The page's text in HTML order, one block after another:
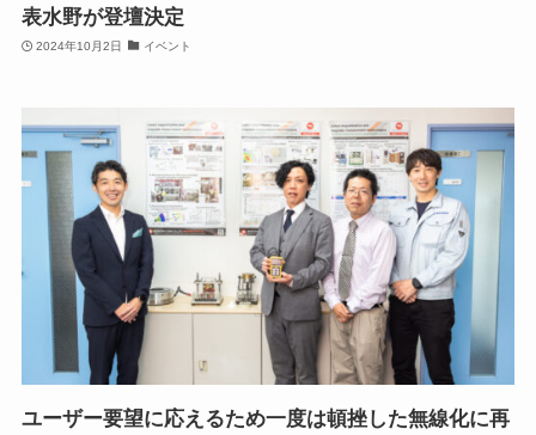
表水野が登壇決定
2024年10月2日 イベント
ユーザー要望に応えるため一度は頓挫した無線化に再